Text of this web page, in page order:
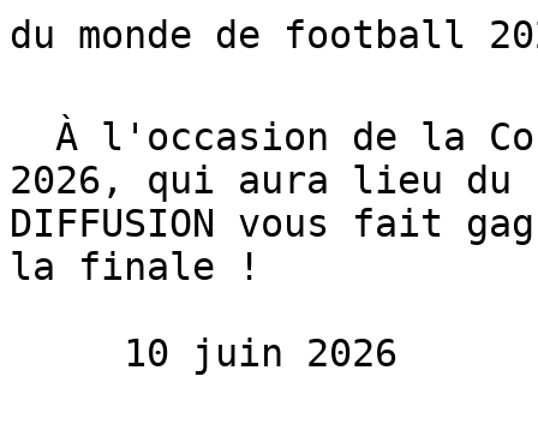
du monde de football
2026, qui aura lieu
DIFFUSION vous fait
la finale !